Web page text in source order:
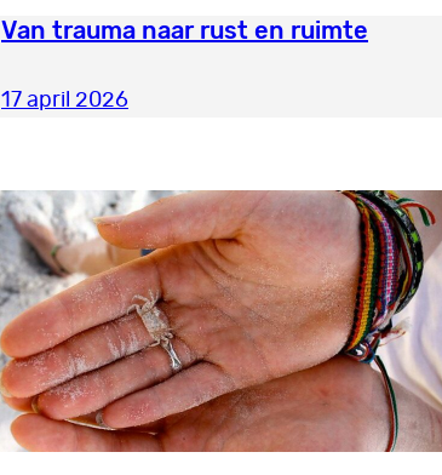
Van trauma naar rust en ruimte
17 april 2026